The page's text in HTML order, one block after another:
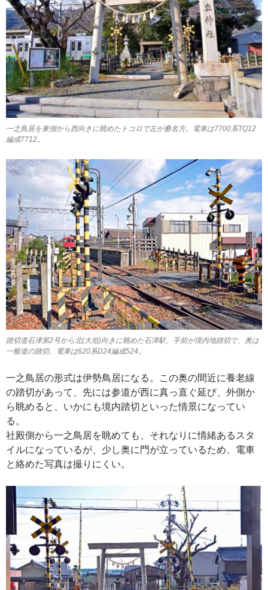
一之鳥居を東側から西向きに眺めたトコロで左が桑名方。電車は7700系TQ12
編成7712。
踏切道石津第2号から北(大垣)向きに眺めた石津駅。手前が境内地踏切で、奥は
一般道の踏切。電車は620系D24編成524。
一之鳥居の形式は伊勢鳥居になる。この奥の間近に養老線
の踏切があって、先には参道が西に真っ直ぐ延び、外側か
ら眺めると、いかにも境内踏切といった情景になってい
る。
社殿側から一之鳥居を眺めても、それなりに情緒あるスタ
イルになっているが、少し奥に門が立っているため、電車
と絡めた写真は撮りにくい。